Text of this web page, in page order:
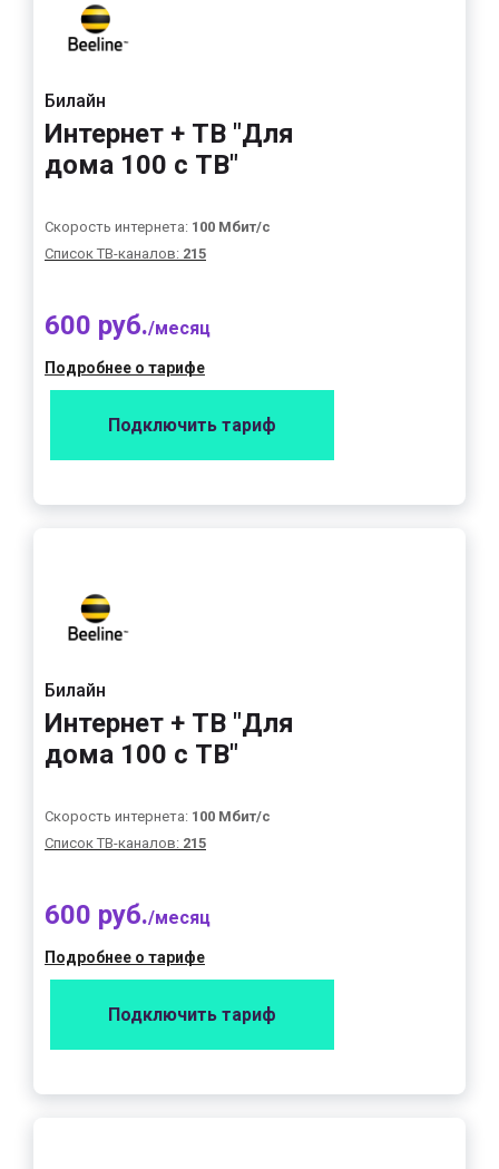
Билайн
Интернет + ТВ "Для
дома 100 с ТВ"
Скорость интернета: 100 Мбит/с
Список ТВ-каналов: 215
600 руб./месяц
Подробнее о тарифе
Подключить тариф
Билайн
Интернет + ТВ "Для
дома 100 с ТВ"
Скорость интернета: 100 Мбит/с
Список ТВ-каналов: 215
600 руб./месяц
Подробнее о тарифе
Подключить тариф